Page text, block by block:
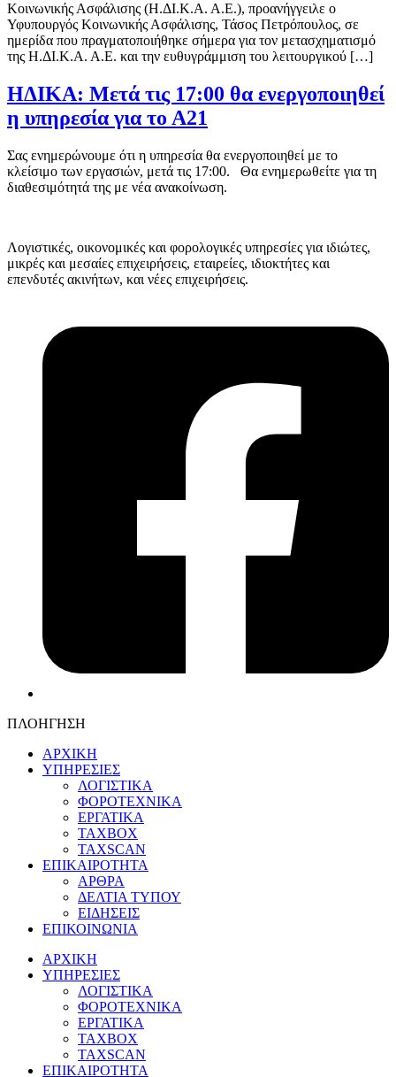
Κοινωνικής Ασφάλισης (Η.ΔΙ.Κ.Α. Α.Ε.), προανήγγειλε ο
Υφυπουργός Κοινωνικής Ασφάλισης, Τάσος Πετρόπουλος, σε
ημερίδα που πραγματοποιήθηκε σήμερα για τον μετασχηματισμό
της Η.ΔΙ.Κ.Α. Α.Ε. και την ευθυγράμμιση του λειτουργικού […]
ΗΔΙΚΑ: Μετά τις 17:00 θα ενεργοποιηθεί
η υπηρεσία για το Α21
Σας ενημερώνουμε ότι η υπηρεσία θα ενεργοποιηθεί με το
κλείσιμο των εργασιών, μετά τις 17:00. Θα ενημερωθείτε για τη
διαθεσιμότητά της με νέα ανακοίνωση.
Λογιστικές, οικονομικές και φορολογικές υπηρεσίες για ιδιώτες,
μικρές και μεσαίες επιχειρήσεις, εταιρείες, ιδιοκτήτες και
επενδυτές ακινήτων, και νέες επιχειρήσεις.
ΠΛΟΗΓΗΣΗ
ΑΡΧΙΚΗ
ΥΠΗΡΕΣΙΕΣ
ΛΟΓΙΣΤΙΚΑ
ΦΟΡΟΤΕΧΝΙΚΑ
ΕΡΓΑΤΙΚΑ
TAXBOX
TAXSCAN
ΕΠΙΚΑΙΡΟΤΗΤΑ
ΑΡΘΡΑ
ΔΕΛΤΙΑ ΤΥΠΟΥ
ΕΙΔΗΣΕΙΣ
ΕΠΙΚΟΙΝΩΝΙΑ
ΑΡΧΙΚΗ
ΥΠΗΡΕΣΙΕΣ
ΛΟΓΙΣΤΙΚΑ
ΦΟΡΟΤΕΧΝΙΚΑ
ΕΡΓΑΤΙΚΑ
TAXBOX
TAXSCAN
ΕΠΙΚΑΙΡΟΤΗΤΑ